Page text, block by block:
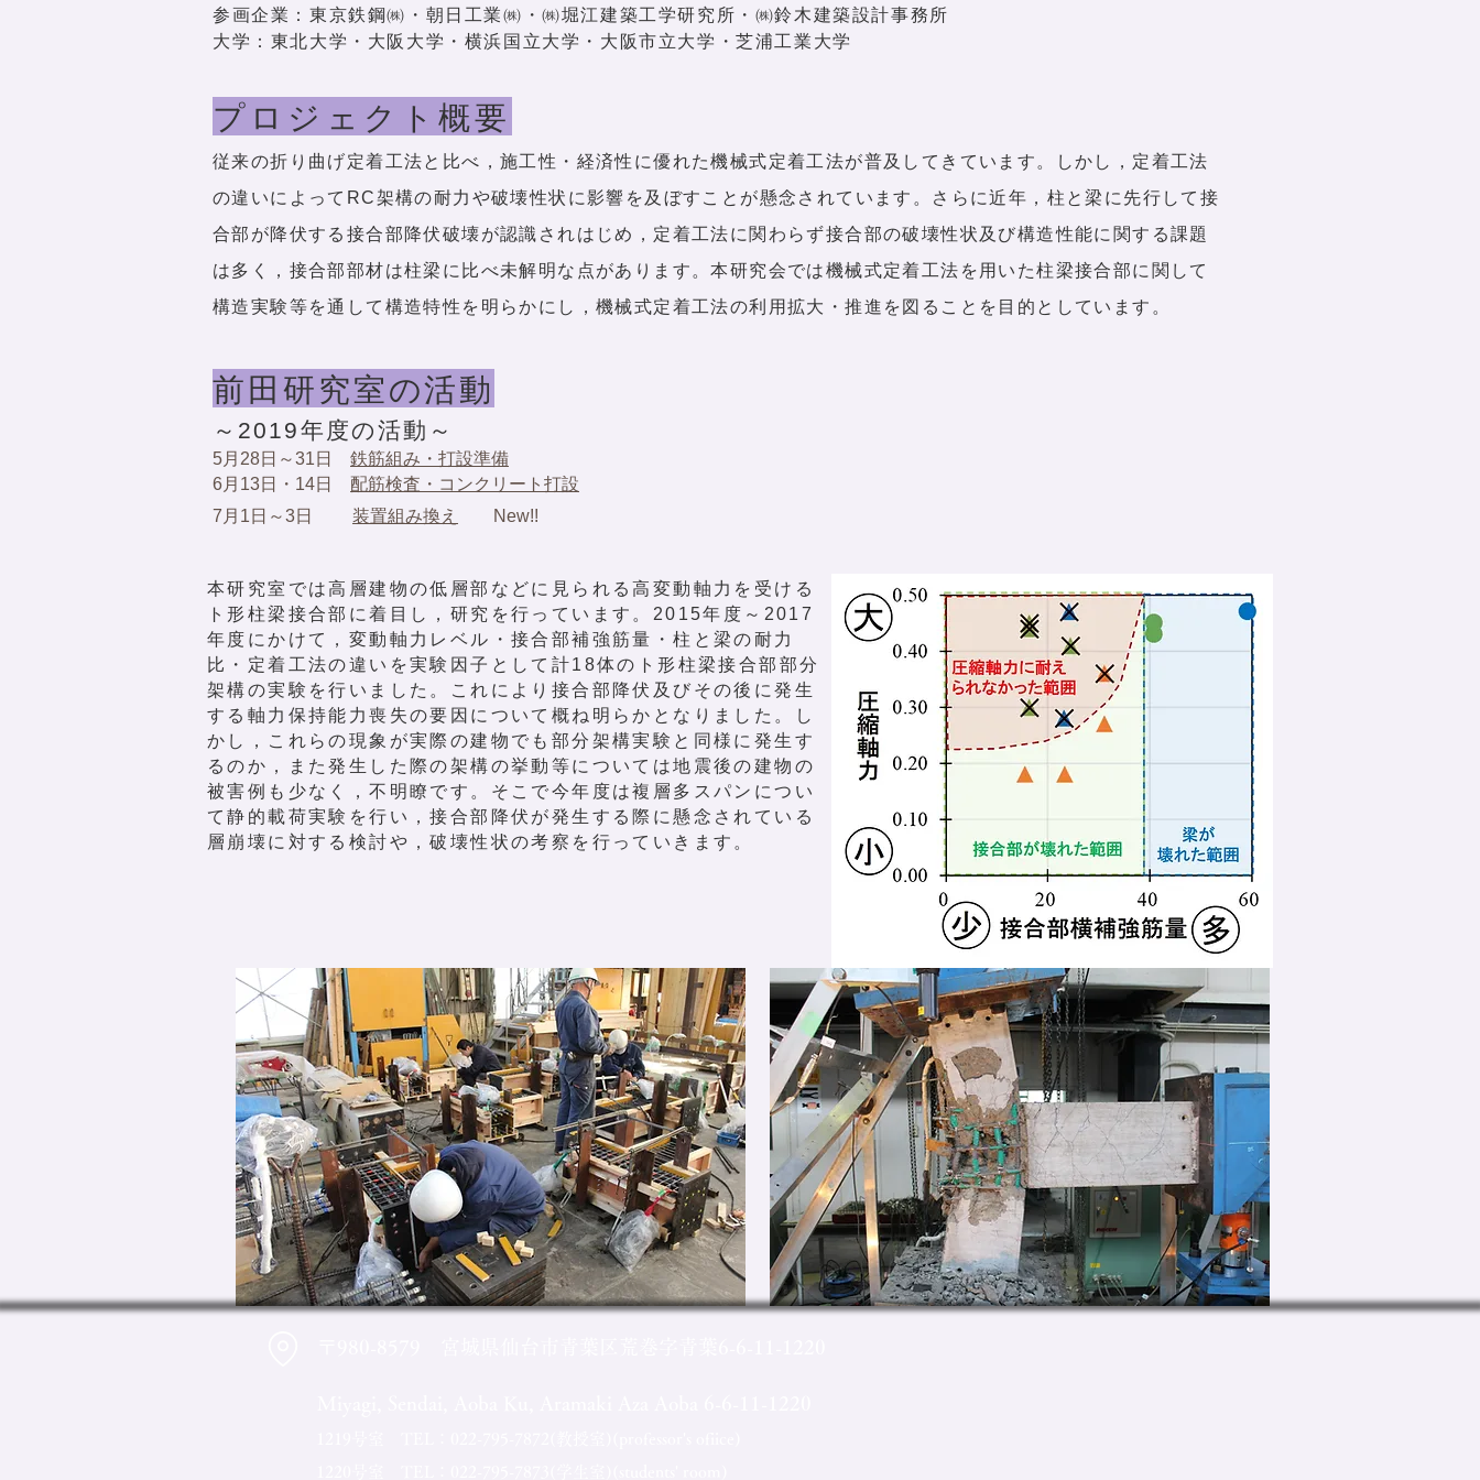
参画企業：東京鉄鋼㈱・朝日工業㈱・㈱堀江建築工学研究所・㈱鈴木建築設計事務所
大学：東北大学・大阪大学・横浜国立大学・大阪市立大学・芝浦工業大学
プロジェクト概要
従来の折り曲げ定着工法と比べ，施工性・経済性に優れた機械式定着工法が普及してきています。しかし，定着工法
の違いによってRC架構の耐力や破壊性状に影響を及ぼすことが懸念されています。さらに近年，柱と梁に先行して接
合部が降伏する接合部降伏破壊が認識されはじめ，定着工法に関わらず接合部の破壊性状及び構造性能に関する課題
は多く，接合部部材は柱梁に比べ未解明な点があります。本研究会では機械式定着工法を用いた柱梁接合部に関して
構造実験等を通して構造特性を明らかにし，機械式定着工法の利用拡大・推進を図ることを目的としています。
前田研究室の活動
～2019年度の活動～
5月28日～31日 鉄筋組み・打設準備
6月13日・14日 配筋検査・コンクリート打設
7 月1日～3日 装置組み換え New!!
本研究室では高層建物の低層部などに見られる高変動軸力を受ける
ト形柱梁接合部に着目し，研究を行っています。2015年度～2017
年度にかけて，変動軸力レベル・接合部補強筋量・柱と梁の耐力
比・定着工法の違いを実験因子として計18体のト形柱梁接合部部分
架構の実験を行いました。これにより接合部降伏及びその後に発生
する軸力保持能力喪失の要因について概ね明らかとなりました。し
かし，これらの現象が実際の建物でも部分架構実験と同様に発生す
るのか，また発生した際の架構の挙動等については地震後の建物の
被害例も少なく，不明瞭です。そこで今年度は複層多スパンについ
て静的載荷実験を行い，接合部降伏が発生する際に懸念されている
層崩壊に対する検討や，破壊性状の考察を行っていきます。